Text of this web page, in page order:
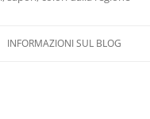
INFORMAZIONI SUL BLOG